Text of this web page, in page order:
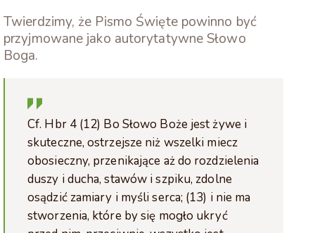
Twierdzimy, że Pismo Święte powinno być
przyjmowane jako autorytatywne Słowo
Boga.
Cf. Hbr 4 (12) Bo Słowo Boże jest żywe i
skuteczne, ostrzejsze niż wszelki miecz
obosieczny, przenikające aż do rozdzielenia
duszy i ducha, stawów i szpiku, zdolne
osądzić zamiary i myśli serca; (13) i nie ma
stworzenia, które by się mogło ukryć